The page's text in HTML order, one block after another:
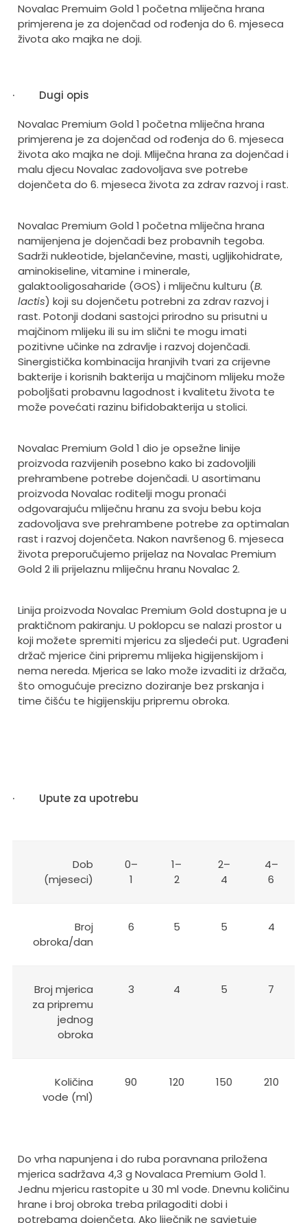
Novalac Premuim Gold 1 početna mliječna hrana
primjerena je za dojenčad od rođenja do 6. mjeseca
života ako majka ne doji.
·
Dugi opis
Novalac Premium Gold 1 početna mliječna hrana
primjerena je za dojenčad od rođenja do 6. mjeseca
života ako majka ne doji. Mliječna hrana za dojenčad i
malu djecu Novalac zadovoljava sve potrebe
dojenčeta do 6. mjeseca života za zdrav razvoj i rast.
Novalac Premium Gold 1 početna mliječna hrana
namijenjena je dojenčadi bez probavnih tegoba.
Sadrži nukleotide, bjelančevine, masti, ugljikohidrate,
aminokiseline, vitamine i minerale,
galaktooligosaharide (GOS) i mliječnu kulturu (B.
lactis) koji su dojenčetu potrebni za zdrav razvoj i
rast. Potonji dodani sastojci prirodno su prisutni u
majčinom mlijeku ili su im slični te mogu imati
pozitivne učinke na zdravlje i razvoj dojenčadi.
Sinergistička kombinacija hranjivih tvari za crijevne
bakterije i korisnih bakterija u majčinom mlijeku može
poboljšati probavnu lagodnost i kvalitetu života te
može povećati razinu bifidobakterija u stolici.
Novalac Premium Gold 1 dio je opsežne linije
proizvoda razvijenih posebno kako bi zadovoljili
prehrambene potrebe dojenčadi. U asortimanu
proizvoda Novalac roditelji mogu pronaći
odgovarajuću mliječnu hranu za svoju bebu koja
zadovoljava sve prehrambene potrebe za optimalan
rast i razvoj dojenčeta. Nakon navršenog 6. mjeseca
života preporučujemo prijelaz na Novalac Premium
Gold 2 ili prijelaznu mliječnu hranu Novalac 2.
Linija proizvoda Novalac Premium Gold dostupna je u
praktičnom pakiranju. U poklopcu se nalazi prostor u
koji možete spremiti mjericu za sljedeći put. Ugrađeni
držač mjerice čini pripremu mlijeka higijenskijom i
nema nereda. Mjerica se lako može izvaditi iz držača,
što omogućuje precizno doziranje bez prskanja i
time čišću te higijenskiju pripremu obroka.
· Upute za upotrebu
Dob
(mjeseci)
0–
1
1–
2
2–
4
4–
6
Broj
obroka/dan
6 5 5 4
Broj mjerica
za pripremu
jednog
obroka
3 4 5 7
Količina
vode (ml)
90 120 150 210
Do vrha napunjena i do ruba poravnana priložena
mjerica sadržava 4,3 g Novalaca Premium Gold 1.
Jednu mjericu rastopite u 30 ml vode. Dnevnu količinu
hrane i broj obroka treba prilagoditi dobi i
potrebama dojenčeta. Ako liječnik ne savjetuje